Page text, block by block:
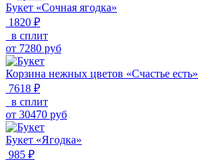
Букет «Сочная ягодка»
1820 ₽
в сплит
от 7280 руб
Корзина нежных цветов «Счастье есть»
7618 ₽
в сплит
от 30470 руб
Букет «Ягодка»
985 ₽